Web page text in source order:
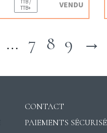
TTB+
VENDU
… 7 8 9 →
CONTACT
PAIEMENTS SÉCURISÉ